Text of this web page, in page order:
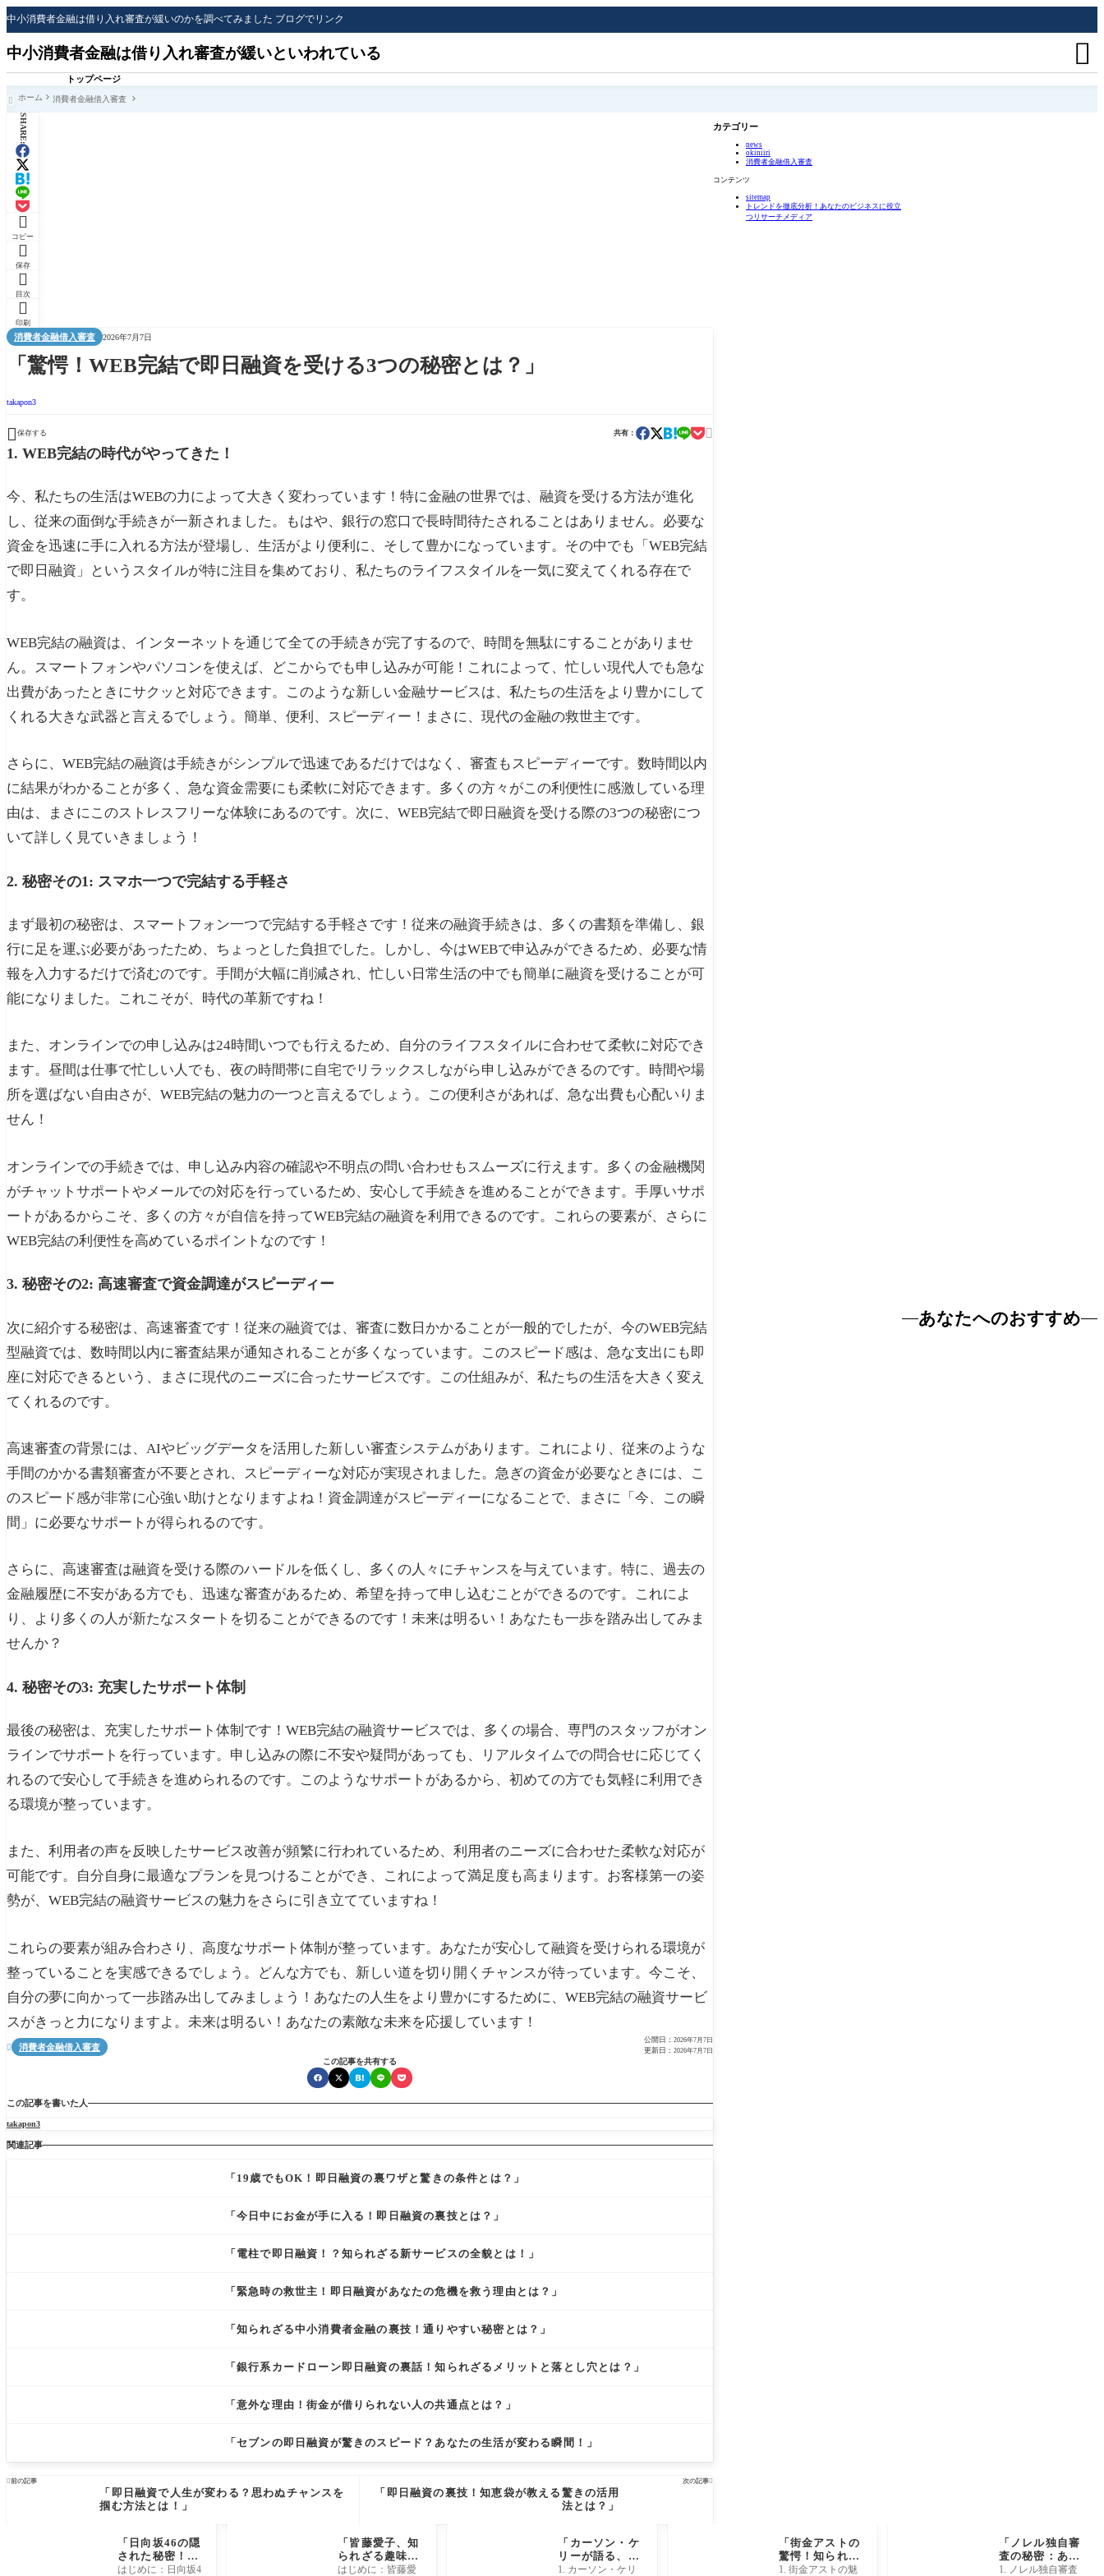
中小消費者金融は借り入れ審査が緩いのかを調べてみました ブログでリンク
中小消費者金融は借り入れ審査が緩いといわれている
トップページ

 ホーム 消費者金融借入審査
SHARE:

コピー

保存

目次

印刷
消費者金融借入審査 2026年7月7日
「驚愕！WEB完結で即日融資を受ける3つの秘密とは？」
takapon3
 保存する 共有： 
1. WEB完結の時代がやってきた！
今、私たちの生活はWEBの力によって大きく変わっています！特に金融の世界では、融資を受ける方法が進化
し、従来の面倒な手続きが一新されました。もはや、銀行の窓口で長時間待たされることはありません。必要な
資金を迅速に手に入れる方法が登場し、生活がより便利に、そして豊かになっています。その中でも「WEB完結
で即日融資」というスタイルが特に注目を集めており、私たちのライフスタイルを一気に変えてくれる存在で
す。
WEB完結の融資は、インターネットを通じて全ての手続きが完了するので、時間を無駄にすることがありませ
ん。スマートフォンやパソコンを使えば、どこからでも申し込みが可能！これによって、忙しい現代人でも急な
出費があったときにサクッと対応できます。このような新しい金融サービスは、私たちの生活をより豊かにして
くれる大きな武器と言えるでしょう。簡単、便利、スピーディー！まさに、現代の金融の救世主です。
さらに、WEB完結の融資は手続きがシンプルで迅速であるだけではなく、審査もスピーディーです。数時間以内
に結果がわかることが多く、急な資金需要にも柔軟に対応できます。多くの方々がこの利便性に感激している理
由は、まさにこのストレスフリーな体験にあるのです。次に、WEB完結で即日融資を受ける際の3つの秘密につ
いて詳しく見ていきましょう！
2. 秘密その1: スマホ一つで完結する手軽さ
まず最初の秘密は、スマートフォン一つで完結する手軽さです！従来の融資手続きは、多くの書類を準備し、銀
行に足を運ぶ必要があったため、ちょっとした負担でした。しかし、今はWEBで申込みができるため、必要な情
報を入力するだけで済むのです。手間が大幅に削減され、忙しい日常生活の中でも簡単に融資を受けることが可
能になりました。これこそが、時代の革新ですね！
また、オンラインでの申し込みは24時間いつでも行えるため、自分のライフスタイルに合わせて柔軟に対応でき
ます。昼間は仕事で忙しい人でも、夜の時間帯に自宅でリラックスしながら申し込みができるのです。時間や場
所を選ばない自由さが、WEB完結の魅力の一つと言えるでしょう。この便利さがあれば、急な出費も心配いりま
せん！
オンラインでの手続きでは、申し込み内容の確認や不明点の問い合わせもスムーズに行えます。多くの金融機関
がチャットサポートやメールでの対応を行っているため、安心して手続きを進めることができます。手厚いサポ
ートがあるからこそ、多くの方々が自信を持ってWEB完結の融資を利用できるのです。これらの要素が、さらに
WEB完結の利便性を高めているポイントなのです！
3. 秘密その2: 高速審査で資金調達がスピーディー
次に紹介する秘密は、高速審査です！従来の融資では、審査に数日かかることが一般的でしたが、今のWEB完結
型融資では、数時間以内に審査結果が通知されることが多くなっています。このスピード感は、急な支出にも即
座に対応できるという、まさに現代のニーズに合ったサービスです。この仕組みが、私たちの生活を大きく変え
てくれるのです。
高速審査の背景には、AIやビッグデータを活用した新しい審査システムがあります。これにより、従来のような
手間のかかる書類審査が不要とされ、スピーディーな対応が実現されました。急ぎの資金が必要なときには、こ
のスピード感が非常に心強い助けとなりますよね！資金調達がスピーディーになることで、まさに「今、この瞬
間」に必要なサポートが得られるのです。
さらに、高速審査は融資を受ける際のハードルを低くし、多くの人々にチャンスを与えています。特に、過去の
金融履歴に不安がある方でも、迅速な審査があるため、希望を持って申し込むことができるのです。これによ
り、より多くの人が新たなスタートを切ることができるのです！未来は明るい！あなたも一歩を踏み出してみま
せんか？
4. 秘密その3: 充実したサポート体制
最後の秘密は、充実したサポート体制です！WEB完結の融資サービスでは、多くの場合、専門のスタッフがオン
ラインでサポートを行っています。申し込みの際に不安や疑問があっても、リアルタイムでの問合せに応じてく
れるので安心して手続きを進められるのです。このようなサポートがあるから、初めての方でも気軽に利用でき
る環境が整っています。
また、利用者の声を反映したサービス改善が頻繁に行われているため、利用者のニーズに合わせた柔軟な対応が
可能です。自分自身に最適なプランを見つけることができ、これによって満足度も高まります。お客様第一の姿
勢が、WEB完結の融資サービスの魅力をさらに引き立てていますね！
これらの要素が組み合わさり、高度なサポート体制が整っています。あなたが安心して融資を受けられる環境が
整っていることを実感できるでしょう。どんな方でも、新しい道を切り開くチャンスが待っています。今こそ、
自分の夢に向かって一歩踏み出してみましょう！あなたの人生をより豊かにするために、WEB完結の融資サービ
スがきっと力になりますよ。未来は明るい！あなたの素敵な未来を応援しています！
 消費者金融借入審査
公開日： 2026年7月7日
更新日： 2026年7月7日
この記事を共有する
この記事を書いた人
takapon3
関連記事
「19歳でもOK！即日融資の裏ワザと驚きの条件とは？」
「今日中にお金が手に入る！即日融資の裏技とは？」
「電柱で即日融資！？知られざる新サービスの全貌とは！」
「緊急時の救世主！即日融資があなたの危機を救う理由とは？」
「知られざる中小消費者金融の裏技！通りやすい秘密とは？」
「銀行系カードローン即日融資の裏話！知られざるメリットと落とし穴とは？」
「意外な理由！街金が借りられない人の共通点とは？」
「セブンの即日融資が驚きのスピード？あなたの生活が変わる瞬間！」
前の記事
「即日融資で人生が変わる？思わぬチャンスを
掴む方法とは！」
次の記事
「即日融資の裏技！知恵袋が教える驚きの活用
法とは？」
カテゴリー
news
okiniiri
消費者金融借入審査
コンテンツ
sitemap
トレンドを徹底分析！あなたのビジネスに役立
つリサーチメディア
あなたへのおすすめ
「日向坂46の隠
された秘密！メ
ンバーたちの意
はじめに：日向坂4
「皆藤愛子、知
られざる趣味と
秘密の過去に迫
はじめに：皆藤愛
「カーソン・ケ
リーが語る、成
功の裏に隠され
1. カーソン・ケリ
「街金アストの
驚愕！知られざ
る融資の裏側と
1. 街金アストの魅
「ノレル独自審
査の秘密：あな
たの知らない選
1. ノレル独自審査